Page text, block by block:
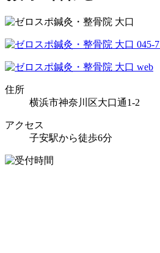
住所
横浜市神奈川区大口通1-2
アクセス
子安駅から徒歩6分